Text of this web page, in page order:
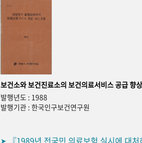
보건소와 보건진료소의 보건의료서비스 공급 향
발행년도 : 1988
발행기관 : 한국인구보건연구원
➤